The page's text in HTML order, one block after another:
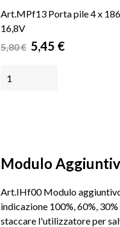
Art.MPf13 Porta pile 4 x
16,8V
Prezzo
5,80 € Prezzo
5,45 €
Modulo
Art.IHf00 Modulo
indicazione 100%, 60%,
staccare l'utilizzatore per